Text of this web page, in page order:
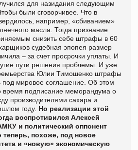
для назидания следующим
были сговорчивее. Что в
например, «сбиванием»
масла. Тогда признание
снизить себе штрафы в 60
судебная эпопея размер
– за счет просрочки уплаты. И
пути решения проблемы. И уже
Юлии Тимошенко штрафы
под мировое соглашение. Об этом
время подписание меморандума о
производителями сахара и
году. Но реализации этой
воспротивился Алексей
и политический оппонент
теперь, похоже, под новое
и «новую» экономическую